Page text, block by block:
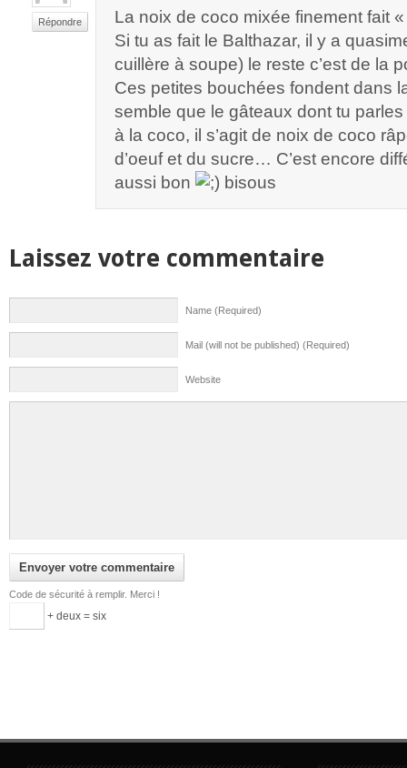
Répondre
La noix de coco mixée finement fait
Si tu as fait le Balthazar, il y a
cuillère à soupe) le reste c’est de la
Ces petites bouchées fondent dans
semble que le gâteaux dont tu
à la coco, il s’agit de noix de coco
d’oeuf et du sucre… C’est encore
aussi bon
bisous
Laissez votre commentaire
Name (Required)
Mail (will not be published) (Required)
Website
Code de sécurité à remplir. Merci !
+ deux = six